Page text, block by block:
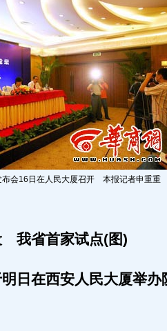
布会16日在人民大厦召开 本报记者申重
我省首家试点(图)
在西安人民大厦举办